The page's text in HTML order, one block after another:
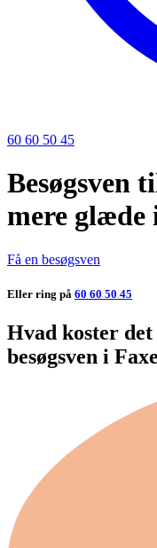
60 60 50 45
Besøgsven
mere glæde
Få en besøgsven
Eller ring på 60 60 50 45
Hvad koster
besøgsven i